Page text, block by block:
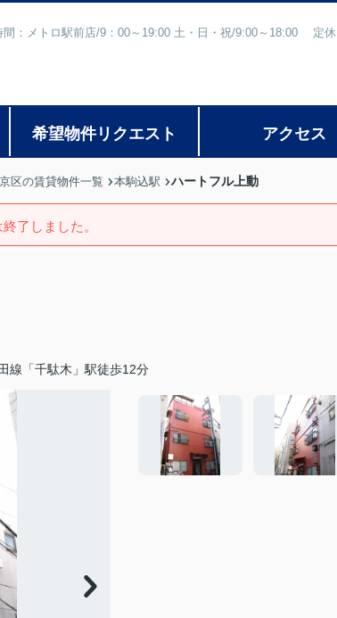
間：メトロ駅前店/9：00～19:00 土・日・祝/9:00～18:00 定
希望物件リクエスト アクセス
区の賃貸物件一覧 本駒込駅 ハートフル上動
了しました。
線「千駄木」駅徒歩12分